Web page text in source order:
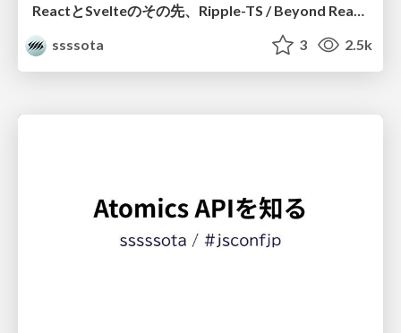
ReactとSvelteのその先、Ripple-TS / Beyond React and Svelte: Ripple-TS
ssssota
3 2.5k